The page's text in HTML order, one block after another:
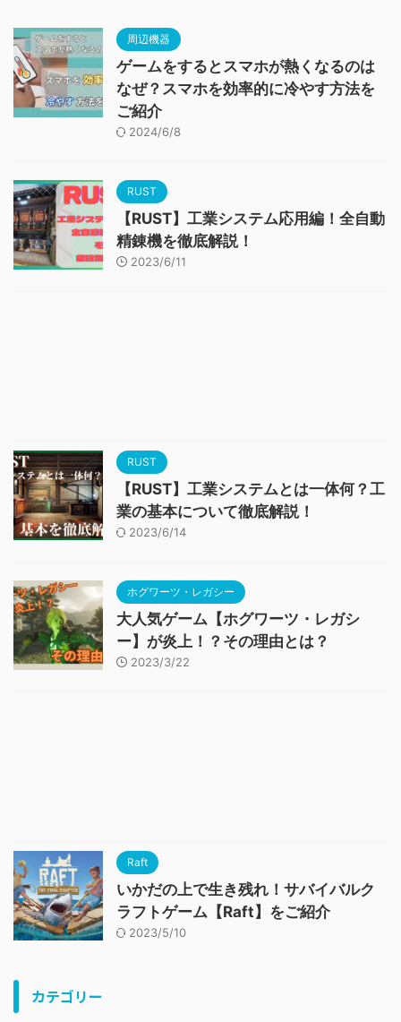
周辺機器
ゲームをするとスマホが熱くなるのは
なぜ？スマホを効率的に冷やす方法を
ご紹介
2024/6/8
RUST
【RUST】工業システム応用編！全自動
精錬機を徹底解説！
2023/6/11
RUST
【RUST】工業システムとは一体何？工
業の基本について徹底解説！
2023/6/14
ホグワーツ・レガシー
大人気ゲーム【ホグワーツ・レガシ
ー】が炎上！？その理由とは？
2023/3/22
Raft
いかだの上で生き残れ！サバイバルク
ラフトゲーム【Raft】をご紹介
2023/5/10
カテゴリー